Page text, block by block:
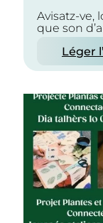
Avisatz-ve,
que son
Léger